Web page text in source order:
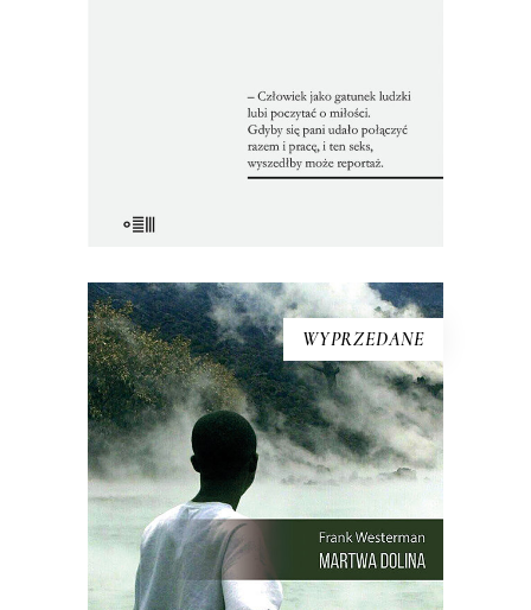
zł 22.00zł
WYPRZEDANE
MARTWA DOLINA
21 sierpnia 1986 roku z doliny w
Kamerunie zniknęło życie. Kurczaki,
pawiany, zebu i ptaki leżały martwe w
trawie – tak samo jak dwa tysiące
mężczyzn, kobiet i dzieci. Chaty i